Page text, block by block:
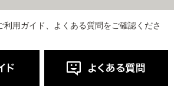
利用ガイド、よくある質問をご確認くださ